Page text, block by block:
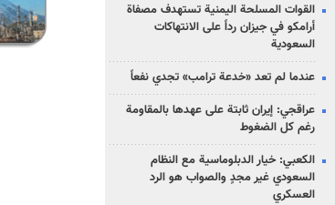
القوات المسلحة اليمنية تستهدف مصفاة
أرامكو في جيزان رداً على الانتهاكات
السعودية
عندما لم تعد «خدعة ترامب» تجدي نفعاً
عراقجي: إيران ثابتة على عهدها بالمقاومة
رغم كل الضغوط
الكعبي: خيار الدبلوماسية مع النظام
السعودي غير مجدٍ والصواب هو الرد
العسكري